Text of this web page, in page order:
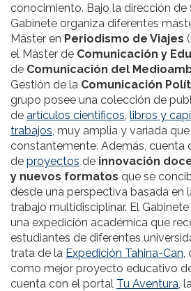
conocimiento. Bajo la dirección de
Gabinete organiza diferentes
Máster en Periodismo de Viajes
el Máster de Comunicación y
de Comunicación del
Gestión de la Comunicación
grupo posee una colección de
de artículos científicos libros y
trabajos , muy amplia y variada
constantemente. Además, cuenta
de proyectos de innovación
y nuevos formatos que se
desde una perspectiva basada en
trabajo multidisciplinar. El
una expedición académica que
estudiantes de diferentes
trata de la Expedición Tahina-Can
como mejor proyecto educativo
cuenta con el portal Tu Aventura , la